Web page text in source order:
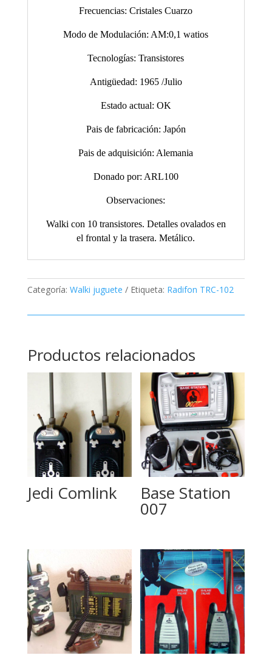
Frecuencias: Cristales Cuarzo
Modo de Modulación: AM:0,1 watios
Tecnologías: Transistores
Antigüedad: 1965 /Julio
Estado actual: OK
Pais de fabricación: Japón
Pais de adquisición: Alemania
Donado por: ARL100
Observaciones:
Walki con 10 transistores. Detalles ovalados en
el frontal y la trasera. Metálico.
Categoría: Walki juguete Etiqueta: Radifon TRC-102
Productos relacionados
Jedi Comlink Base Station
007